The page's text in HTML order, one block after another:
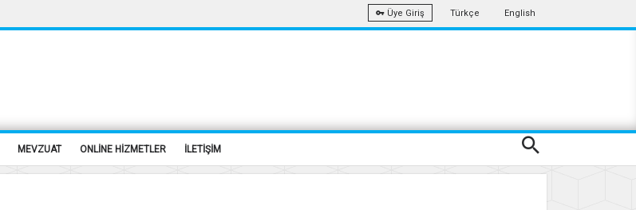
Üye Giriş Türkçe English
MEVZUAT ONLİNE HİZMETLER İLETİŞİM